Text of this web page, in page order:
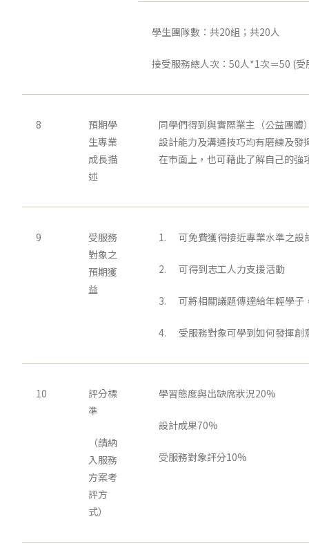
學生團隊數：共20組；共20人
接受服務總人次：50人*1次＝50 (
8
預期學
生專業
成長描
述
同學們得到與實際業主（公益團
設計能力及溝通技巧均有磨練及
在市面上，也可藉此了解自己的強
9
受服務
對象之
預期獲
益
1. 可免費獲得接近專業水準之設
2. 可得到志工人力支援活動
3. 可將相關議題傳達給年輕學子
4. 受服務對象可學到如何發揮創
10
評分標
準
（請納
入服務
方案考
評方
式）
學習態度與出缺席狀況20%
設計成果70%
受服務對象評分10%